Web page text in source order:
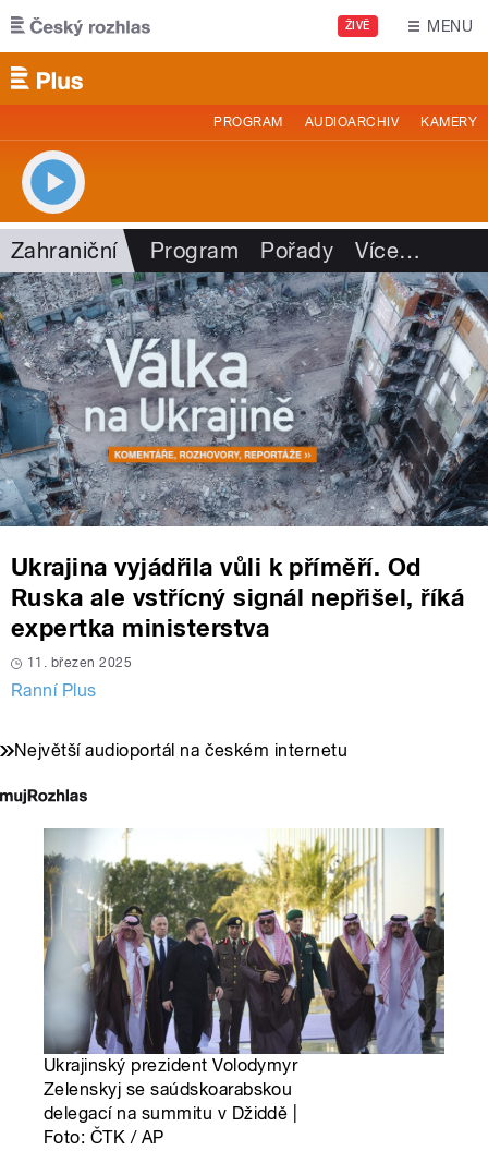
Přejít k hlavnímu obsahu
ŽIVĚ MENU
PROGRAM AUDIOARCHIV KAMERY
Zahraniční Program Pořady Více…
Ukrajina vyjádřila vůli k příměří. Od
Ruska ale vstřícný signál nepřišel, říká
expertka ministerstva
11. březen 2025
Ranní Plus
Největší audioportál na českém internetu
Ukrajinský prezident Volodymyr
Zelenskyj se saúdskoarabskou
delegací na summitu v Džiddě |
Foto: ČTK / AP